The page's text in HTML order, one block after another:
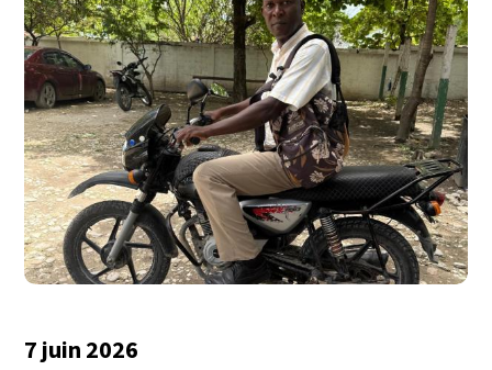
7 juin 2026